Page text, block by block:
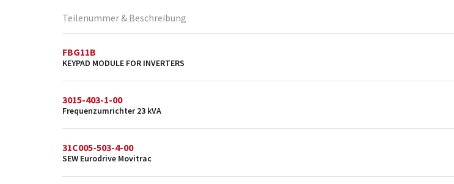
Teilenummer & Beschreibung
FBG11B
KEYPAD MODULE FOR INVERTERS
3015-403-1-00
Frequenzumrichter 23 kVA
31C005-503-4-00
SEW Eurodrive Movitrac